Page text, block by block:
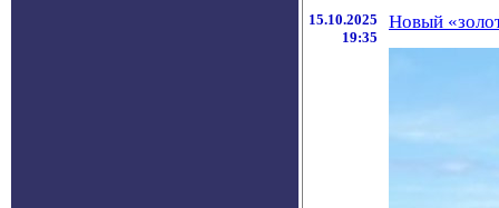
15.10.2025
19:35
Новый